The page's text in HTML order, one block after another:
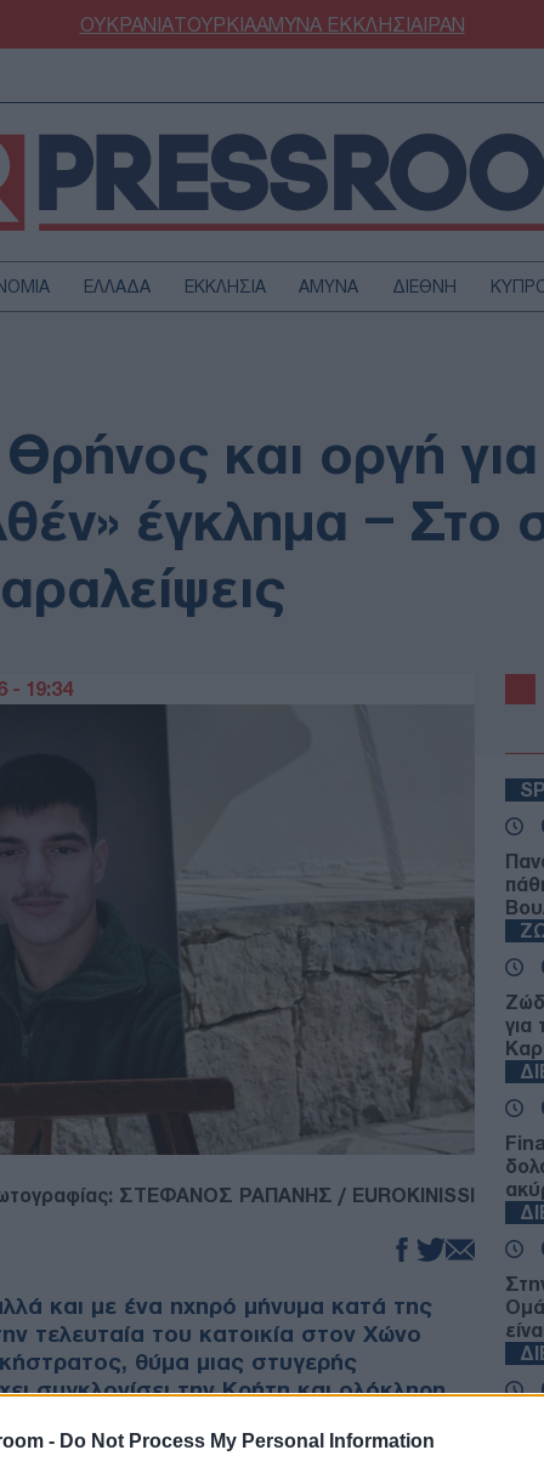
- Do Not Process My Personal Information
ΟΥΚΡΑΝΙΑΤΟΥΡΚΙΑΑΜΥΝΑΕΚΚΛΗΣΙΑΙΡΑΝ
ΕΛΛΑΔΑ ΕΚΚΛΗΣΙΑ ΑΜΥΝΑ ΔΙΕΘΝΗ
ΥΓΕΙΑ
και οργή
έγκλημα – Στο
- 19:34
ΣΤΕΦΑΝΟΣ ΡΑΠΑΝΗΣ / EUROKINISSI
και με ένα ηχηρό μήνυμα κατά της
τελευταία του κατοικία στον Χώνο
θύμα μιας στυγερής
συγκλονίσει την Κρήτη και ολόκληρη
για